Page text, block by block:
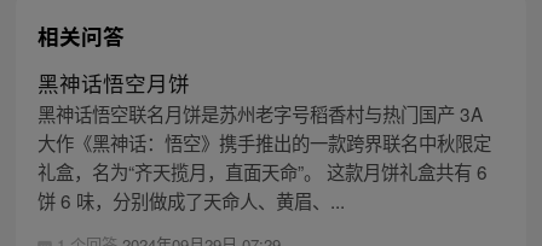
相关问答
黑神话悟空月饼
黑神话悟空联名月饼是苏州老字号稻香村与热门国产 3A
大作《黑神话：悟空》携手推出的一款跨界联名中秋限定
礼盒，名为“齐天揽月，直面天命”。 这款月饼礼盒共有 6
饼 6 味，分别做成了天命人、黄眉、...